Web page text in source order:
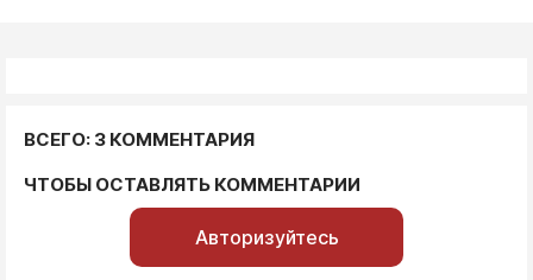
ВСЕГО: 3 КОММЕНТАРИЯ
ЧТОБЫ ОСТАВЛЯТЬ КОММЕНТАРИИ
Авторизуйтесь